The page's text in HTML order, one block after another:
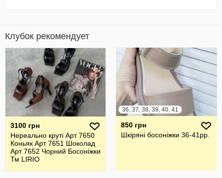
Клубок рекомендует
3100 грн
Нереально круті Арт 7650
Коньяк Арт 7651 Шоколад
Арт 7652 Чорний Босоніжки
Тм LIRIO
36, 37, 38, 39, 40, 41
850 грн
Шкіряні босоніжки 36-41рр.